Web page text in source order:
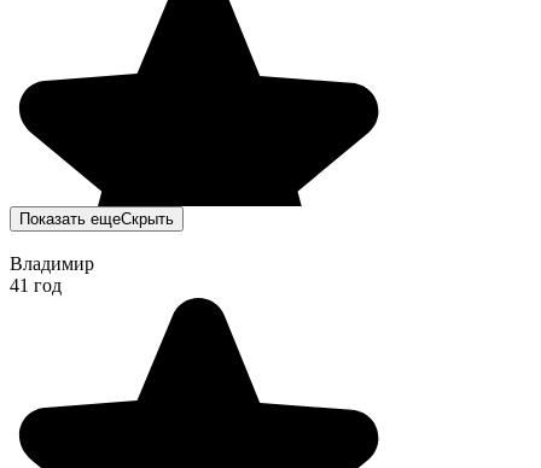
Показать ещеСкрыть
Владимир
41 год